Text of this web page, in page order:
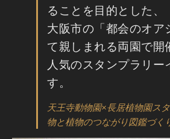
ることを目的とした、
大阪市の「都会のオア
て親しまれる両園で開
人気のスタンプラリー
す。
天王寺動物園×長居植物園ス
物と植物のつながり図鑑づく